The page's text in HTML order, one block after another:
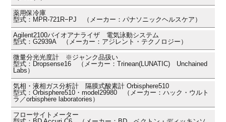
薬用保冷庫
型式：MPR-721R−PJ （メーカー：パナソニックヘルスケア）
Agilent2100バイオアナライザ 電気泳動システム
型式：G2939A （メーカー：アジレント・テクノロジー）
微量分光光度計 ※ジャンク品扱い
型式：Dropsense16 （メーカー：Trinean(LUNATIC) Unchained
Labs）
気相・液相ガス分析計 隔膜式酸素計 Orbisphere510
型式：Orbisphere510・model29980 （メーカー：ハック・ウルト
ラ／orbisphere laboratories）
フローサイトメーター